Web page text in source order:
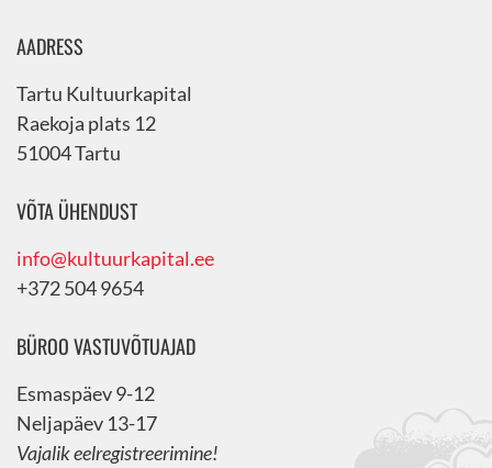
AADRESS
Tartu Kultuurkapital
Raekoja plats 12
51004 Tartu
VÕTA ÜHENDUST
info@kultuurkapital.ee
+372 504 9654
BÜROO VASTUVÕTUAJAD
Esmaspäev 9-12
Neljapäev 13-17
Vajalik eelregistreerimine!